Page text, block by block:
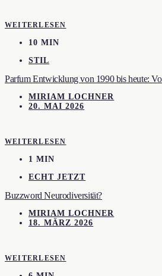
WEITERLESEN
10 MIN
STIL
Parfum Entwicklung von 1990 bis heute:
MIRIAM LOCHNER
20. MAI 2026
WEITERLESEN
1 MIN
ECHT JETZT
Buzzword Neurodiversität?
MIRIAM LOCHNER
18. MÄRZ 2026
WEITERLESEN